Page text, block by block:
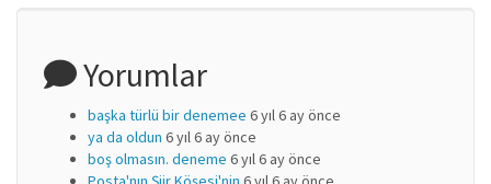
Yorumlar
başka türlü bir denemee 6 yıl 6 ay önce
ya da oldun 6 yıl 6 ay önce
boş olmasın. deneme 6 yıl 6 ay önce